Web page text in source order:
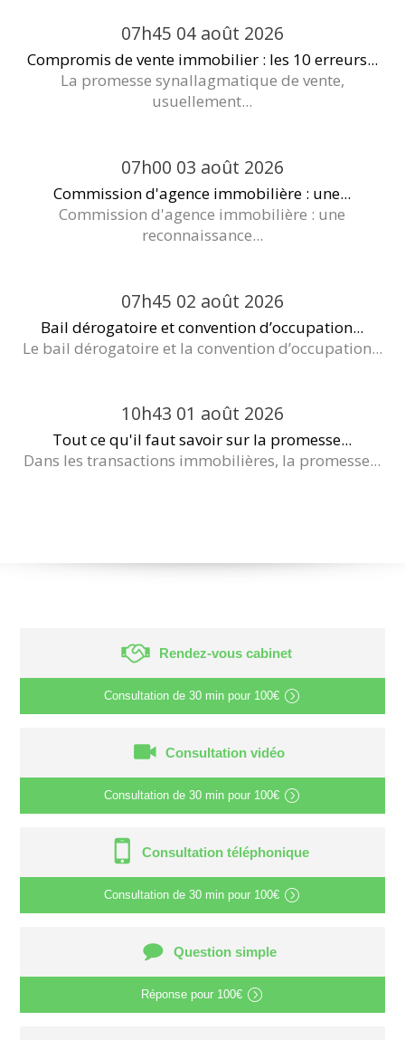
07h45 04 août 2026
Compromis de vente immobilier : les 10 erreurs...
La promesse synallagmatique de vente,
usuellement...
07h00 03 août 2026
Commission d'agence immobilière : une...
Commission d'agence immobilière : une
reconnaissance...
07h45 02 août 2026
Bail dérogatoire et convention d’occupation...
Le bail dérogatoire et la convention d’occupation...
10h43 01 août 2026
Tout ce qu'il faut savoir sur la promesse...
Dans les transactions immobilières, la promesse...
Rendez-vous cabinet
Consultation de 30 min pour 100€
Consultation vidéo
Consultation de 30 min pour 100€
Consultation téléphonique
Consultation de 30 min pour 100€
Question simple
Réponse pour 100€